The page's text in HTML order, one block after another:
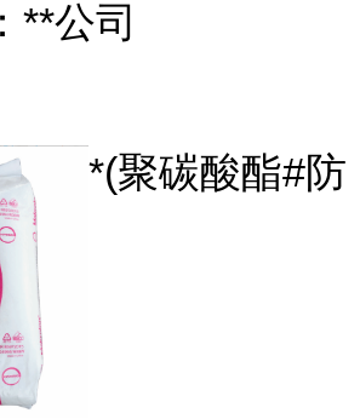
**公司
*(聚碳酸酯#防